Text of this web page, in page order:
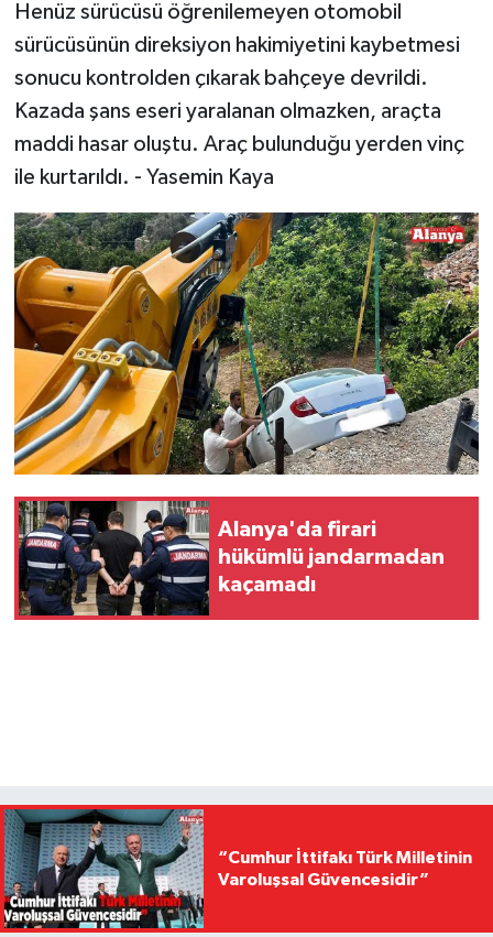
Henüz sürücüsü öğrenilemeyen otomobil
sürücüsünün direksiyon hakimiyetini kaybetmesi
sonucu kontrolden çıkarak bahçeye devrildi.
Kazada şans eseri yaralanan olmazken, araçta
maddi hasar oluştu. Araç bulunduğu yerden vinç
ile kurtarıldı. - Yasemin Kaya
Alanya'da firari
hükümlü jandarmadan
kaçamadı
“Cumhur İttifakı Türk Milletinin
Varoluşsal Güvencesidir”